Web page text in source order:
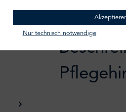
Nur technisch notwendige